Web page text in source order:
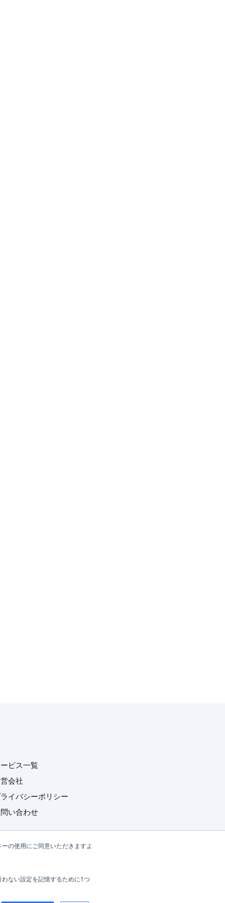
の使用にご同意いただきますよ
ない設定を記憶するために1つ
ビス一覧
会社
イバシーポリシー
い合わせ